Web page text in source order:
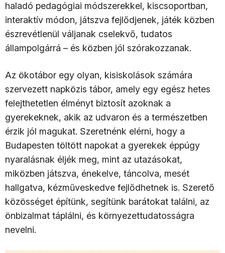
haladó pedagógiai módszerekkel, kiscsoportban,
interaktív módon, játszva fejlődjenek, játék közben
észrevétlenül váljanak cselekvő, tudatos
állampolgárrá – és közben jól szórakozzanak.
Az ökotábor egy olyan, kisiskolások számára
szervezett napközis tábor, amely egy egész hetes
felejthetetlen élményt biztosít azoknak a
gyerekeknek, akik az udvaron és a természetben
érzik jól magukat. Szeretnénk elérni, hogy a
Budapesten töltött napokat a gyerekek éppúgy
nyaralásnak éljék meg, mint az utazásokat,
miközben játszva, énekelve, táncolva, mesét
hallgatva, kézműveskedve fejlődhetnek is. Szerető
közösséget építünk, segítünk barátokat találni, az
önbizalmat táplálni, és környezettudatosságra
nevelni.